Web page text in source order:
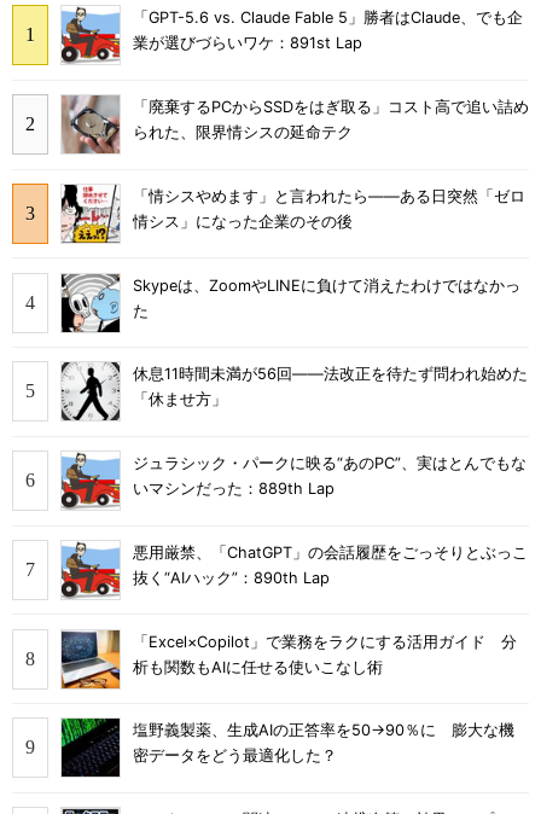
「GPT-5.6 vs. Claude Fable 5」勝者はClaude、でも企
業が選びづらいワケ：891st Lap
「廃棄するPCからSSDをはぎ取る」コスト高で追い詰め
られた、限界情シスの延命テク
「情シスやめます」と言われたら――ある日突然「ゼロ
情シス」になった企業のその後
Skypeは、ZoomやLINEに負けて消えたわけではなかっ
た
休息11時間未満が56回――法改正を待たず問われ始めた
「休ませ方」
ジュラシック・パークに映る“あのPC”、実はとんでもな
いマシンだった：889th Lap
悪用厳禁、「ChatGPT」の会話履歴をごっそりとぶっこ
抜く“AIハック”：890th Lap
「Excel×Copilot」で業務をラクにする活用ガイド 分
析も関数もAIに任せる使いこなし術
塩野義製薬、生成AIの正答率を50→90％に 膨大な機
密データをどう最適化した？